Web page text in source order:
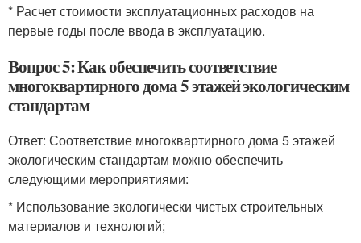
* Расчет стоимости эксплуатационных расходов на
первые годы после ввода в эксплуатацию.
Вопрос 5: Как обеспечить соответствие
многоквартирного дома 5 этажей экологическим
стандартам
Ответ: Соответствие многоквартирного дома 5 этажей
экологическим стандартам можно обеспечить
следующими мероприятиями:
* Использование экологически чистых строительных
материалов и технологий;